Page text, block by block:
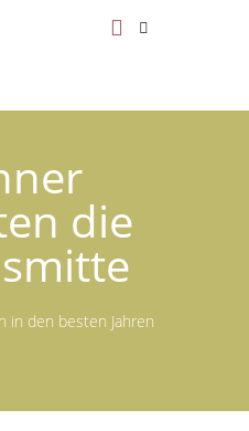
die
in den besten Jahren